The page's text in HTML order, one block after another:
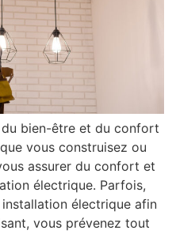
du bien-être et du confort
vous construisez ou
assurer du confort et
électrique. Parfois,
électrique afin
vous prévenez tout